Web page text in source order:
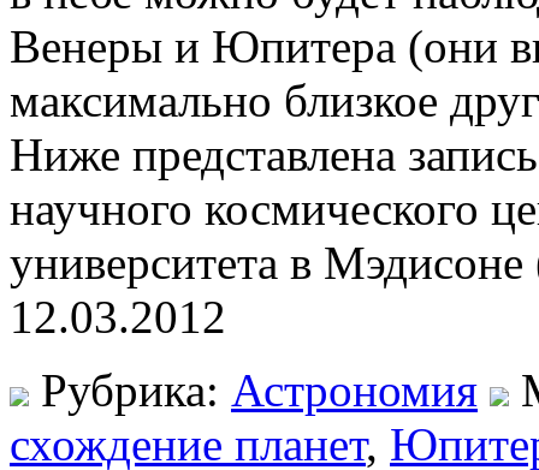
Венеры и Юпитера (они
максимально близкое
Ниже представлена
научного космического
университета в
12.03.2012
Рубрика: Астрономия
схождение планет,